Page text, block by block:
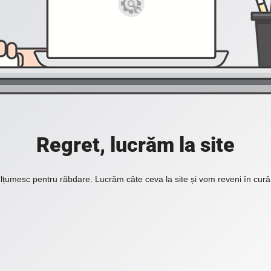
Regret, lucrăm la site
pentru răbdare. Lucrăm câte ceva la site și vom reveni în